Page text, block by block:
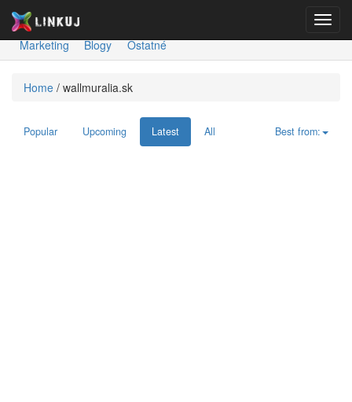
Spravodajstvo
Technológie
Marketing
Blogy Ostatné
Home / wallmuralia.sk
Popular Upcoming Latest All Best from: